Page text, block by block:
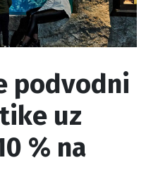
podvodni
uz
% na